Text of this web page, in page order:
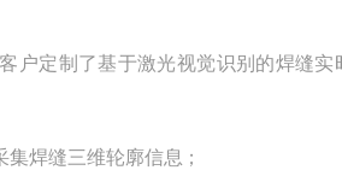
户定制了基于激光视觉识别的焊缝实
焊缝三维轮廓信息；